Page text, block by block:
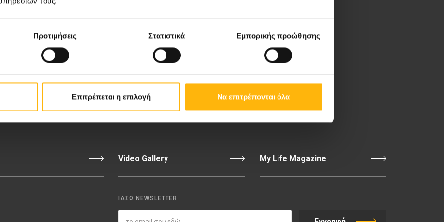
Προτιμήσεις Στατιστικά Εμπορικής προώθησης
Επιτρέπεται η επιλογή Να επιτρέπονται όλα
Τιμοκατάλογος
Ευκαιρίες Καριέρας
Εκδηλώσεις
000
Video Gallery My Life Magazine
ΙΑΣΩ NEWSLETTER